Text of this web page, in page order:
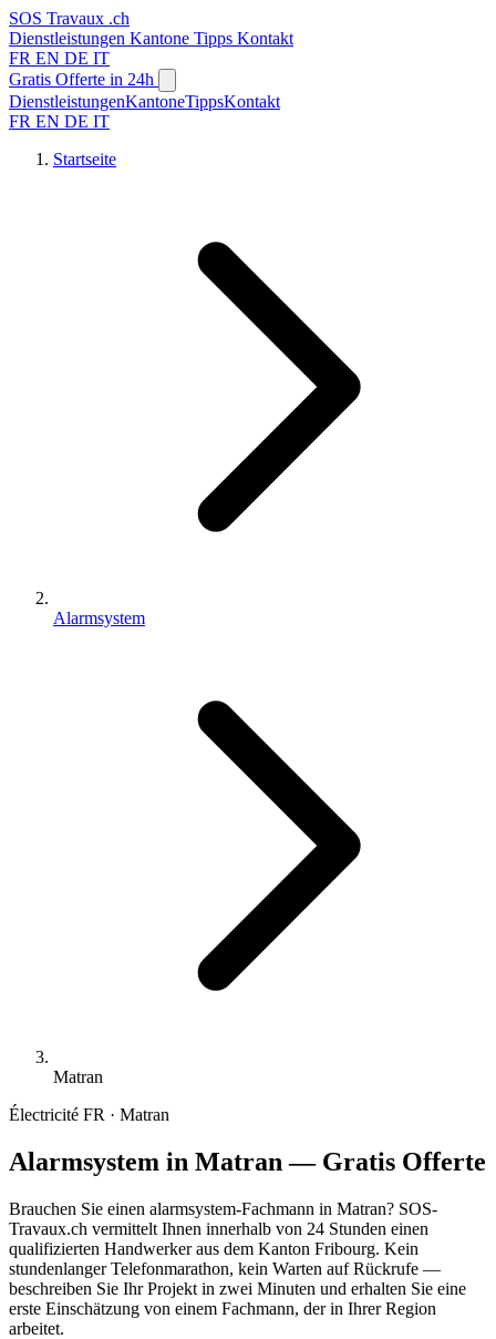
SOS Travaux .ch
Dienstleistungen Kantone Tipps Kontakt
FR EN DE IT
Gratis Offerte in 24h
DienstleistungenKantoneTippsKontakt
FR EN DE IT
Startseite
Alarmsystem
Matran
Électricité FR · Matran
Alarmsystem in Matran — Gratis Offerte
Brauchen Sie einen alarmsystem-Fachmann in Matran? SOS-
Travaux.ch vermittelt Ihnen innerhalb von 24 Stunden einen
qualifizierten Handwerker aus dem Kanton Fribourg. Kein
stundenlanger Telefonmarathon, kein Warten auf Rückrufe —
beschreiben Sie Ihr Projekt in zwei Minuten und erhalten Sie eine
erste Einschätzung von einem Fachmann, der in Ihrer Region
arbeitet.